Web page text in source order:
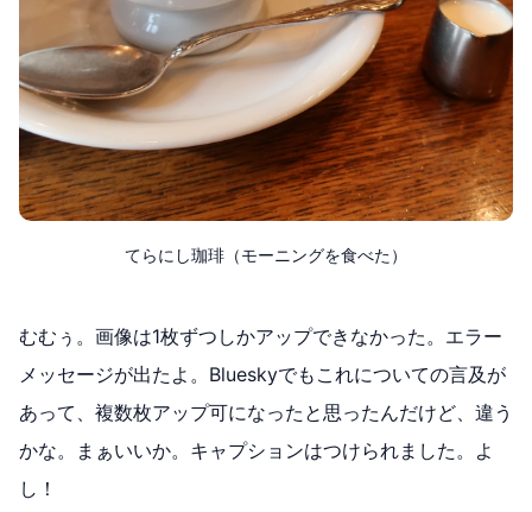
てらにし珈琲（モーニングを食べた）
むむぅ。画像は1枚ずつしかアップできなかった。エラー
メッセージが出たよ。Blueskyでもこれについての言及が
あって、複数枚アップ可になったと思ったんだけど、違う
かな。まぁいいか。キャプションはつけられました。よ
し！